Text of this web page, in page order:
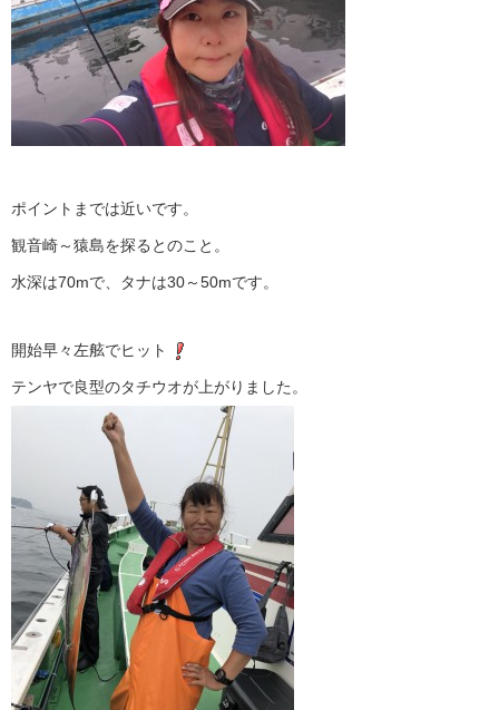
ポイントまでは近いです。
観音崎～猿島を探るとのこと。
水深は70mで、タナは30～50mです。
開始早々左舷でヒット
テンヤで良型のタチウオが上がりました。